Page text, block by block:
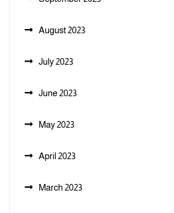
August 2023
July 2023
June 2023
May 2023
April 2023
March 2023